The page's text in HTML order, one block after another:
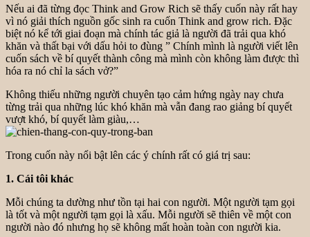
Nếu ai đã từng đọc Think and Grow Rich sẽ thấy cuốn này rất hay
vì nó giải thích nguồn gốc sinh ra cuốn Think and grow rich. Đặc
biệt nó kể tới giai đoạn mà chính tác giả là người đã trải qua khó
khăn và thất bại với dấu hỏi to đùng ” Chính mình là người viết lên
cuốn sách về bí quyết thành công mà mình còn không làm được thì
hóa ra nó chỉ la sách vở?”
Không thiếu những người chuyên tạo cảm hứng ngày nay chưa
từng trải qua những lúc khó khăn mà vẫn đang rao giảng bí quyết
vượt khó, bí quyết làm giàu,…
Trong cuốn này nổi bật lên các ý chính rất có giá trị sau:
1. Cái tôi khác
Mỗi chúng ta dường như tồn tại hai con người. Một người tạm gọi
là tốt và một người tạm gọi là xấu. Mỗi người sẽ thiên về một con
người nào đó nhưng họ sẽ không mất hoàn toàn con người kia.